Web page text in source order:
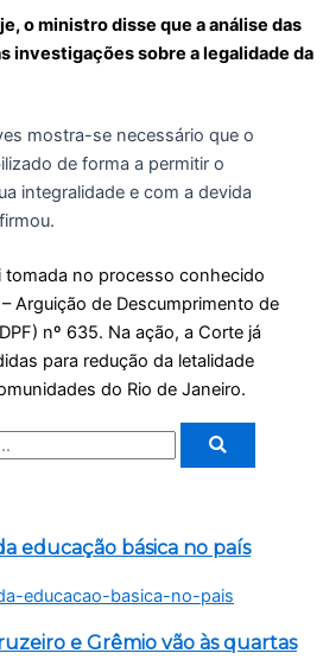
o ministro disse que a análise das
investigações sobre a legalidade da
mostra-se necessário que o
de forma a permitir o
integralidade e com a devida
no processo conhecido
Arguição de Descumprimento de
nº 635. Na ação, a Corte já
para redução da letalidade
do Rio de Janeiro.
educação básica no país
e Grêmio vão às quartas